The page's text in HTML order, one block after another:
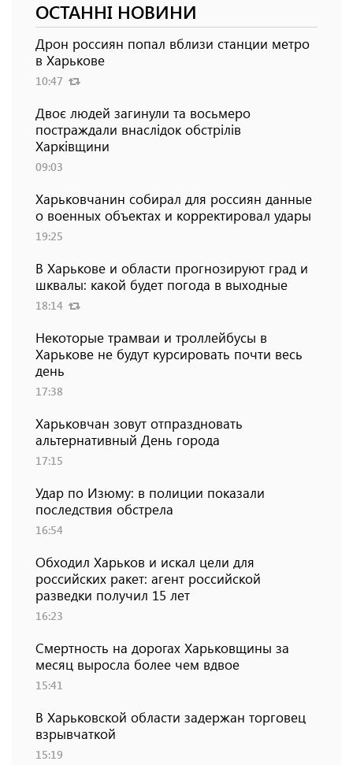
ОСТАННІ НОВИНИ
Дрон россиян попал вблизи станции метро
в Харькове
10:47
Двоє людей загинули та восьмеро
постраждали внаслідок обстрілів
Харківщини
09:03
Харьковчанин собирал для россиян данные
о военных объектах и ​​корректировал удары
19:25
В Харькове и области прогнозируют град и
шквалы: какой будет погода в выходные
18:14
Некоторые трамваи и троллейбусы в
Харькове не будут курсировать почти весь
день
17:38
Харьковчан зовут отпраздновать
альтернативный День города
17:15
Удар по Изюму: в полиции показали
последствия обстрела
16:54
Обходил Харьков и искал цели для
российских ракет: агент российской
разведки получил 15 лет
16:23
Смертность на дорогах Харьковщины за
месяц выросла более чем вдвое
15:41
В Харьковской области задержан торговец
взрывчаткой
15:19